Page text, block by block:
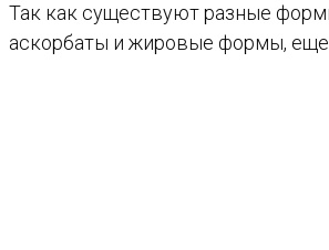
Так как существуют разные
аскорбаты и жировые формы,